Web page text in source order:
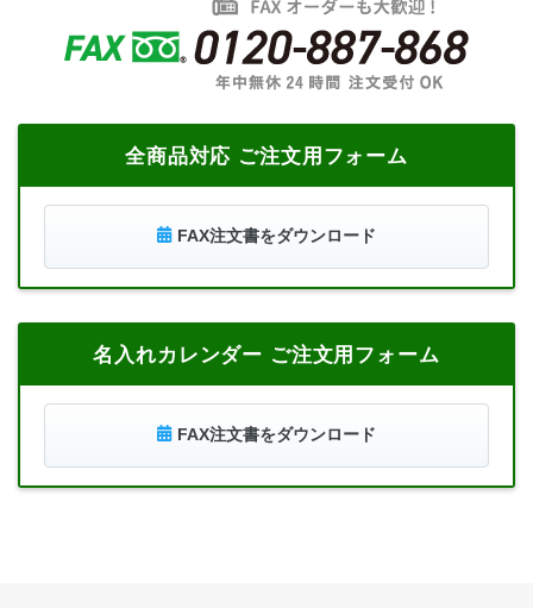
全商品対応 ご注文用フォーム
FAX注文書をダウンロード
名入れカレンダー ご注文用フォーム
FAX注文書をダウンロード